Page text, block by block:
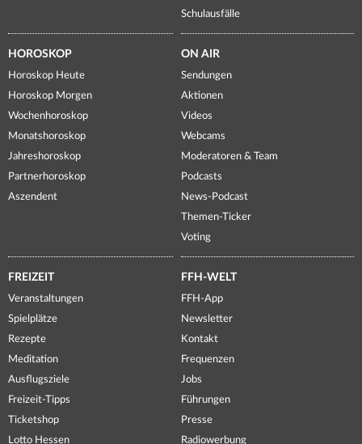
Schulausfälle
HOROSKOP
Horoskop Heute
Horoskop Morgen
Wochenhoroskop
Monatshoroskop
Jahreshoroskop
Partnerhoroskop
Aszendent
ON AIR
Sendungen
Aktionen
Videos
Webcams
Moderatoren & Team
Podcasts
News-Podcast
Themen-Ticker
Voting
FREIZEIT
Veranstaltungen
Spielplätze
Rezepte
Meditation
Ausflugsziele
Freizeit-Tipps
Ticketshop
Lotto Hessen
FFH-WELT
FFH-App
Newsletter
Kontakt
Frequenzen
Jobs
Führungen
Presse
Radiowerbung